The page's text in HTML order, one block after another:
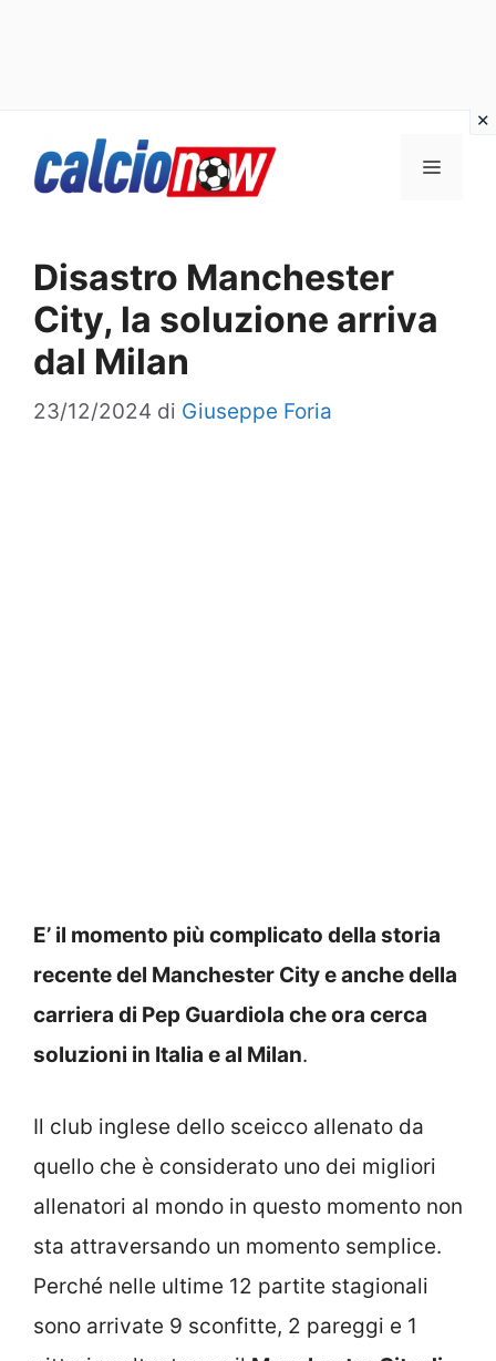
Menu
Disastro Manchester
City, la soluzione arriva
dal Milan
23/12/2024 di Giuseppe Foria
E’ il momento più complicato della storia
recente del Manchester City e anche della
carriera di Pep Guardiola che ora cerca
soluzioni in Italia e al Milan.
Il club inglese dello sceicco allenato da
quello che è considerato uno dei migliori
allenatori al mondo in questo momento non
sta attraversando un momento semplice.
Perché nelle ultime 12 partite stagionali
sono arrivate 9 sconfitte, 2 pareggi e 1